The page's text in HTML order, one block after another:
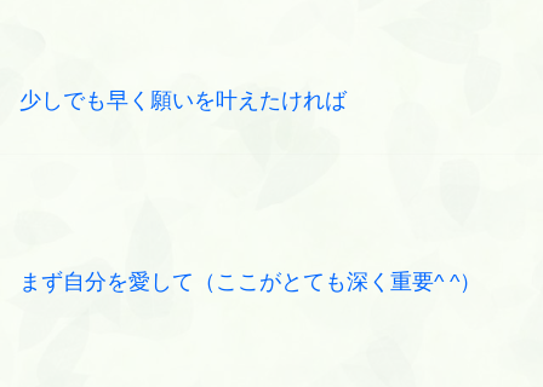
少しでも早く願いを叶えたければ
まず自分を愛して（ここがとても深く重要^ ^）